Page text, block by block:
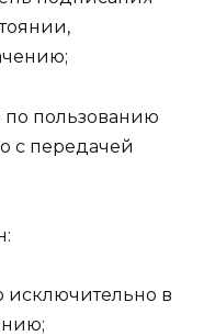
пользованию
с передачей
исключительно в